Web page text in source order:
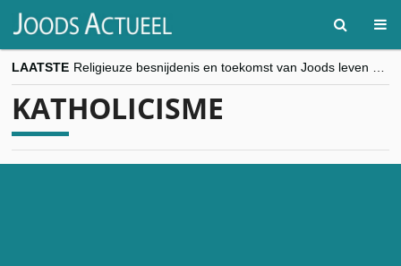
LAATSTE
“Besnijdenisdebat toont hoe moeilijk seculiere Westen minderheden begrijpt”, Jinnih Beels (Vooruit)
KATHOLICISME